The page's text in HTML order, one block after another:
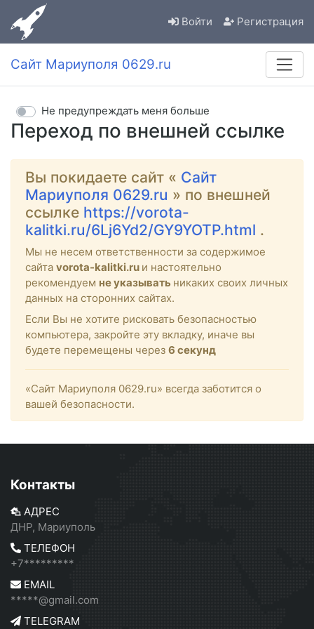
Войти Регистрация
Сайт Мариуполя 0629.ru
Переход по внешней ссылке
Не предупреждать меня больше
Вы покидаете сайт « Сайт
Мариуполя 0629.ru » по внешней
ссылке https://vorota-
kalitki.ru/6Lj6Yd2/GY9YOTP.html .
Мы не несем ответственности за содержимое
сайта vorota-kalitki.ru и настоятельно
рекомендуем не указывать никаких своих личных
данных на сторонних сайтах.
Если Вы не хотите рисковать безопасностью
компьютера, закройте эту вкладку, иначе вы
будете перемещены через 6 секунд
«Сайт Мариуполя 0629.ru» всегда заботится о
вашей безопасности.
Контакты
АДРЕС
ДНР, Мариуполь
ТЕЛЕФОН
+7*********
EMAIL
*****@gmail.com
TELEGRAM